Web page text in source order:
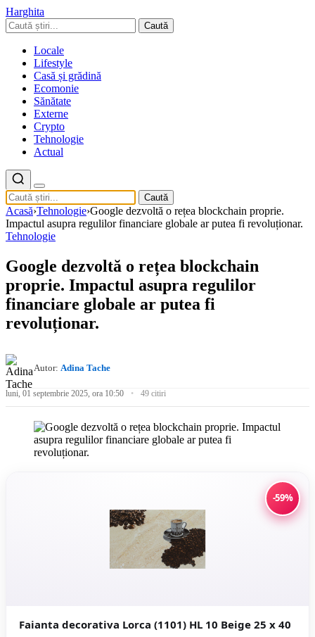
Harghita
Caută
Locale
Lifestyle
Casă și grădină
Ecomonie
Sănătate
Externe
Crypto
Tehnologie
Actual
Caută
Acasă›Tehnologie›Google dezvoltă o rețea blockchain proprie.
Impactul asupra regulilor financiare globale ar putea fi revoluționar.
Tehnologie
Google dezvoltă o rețea blockchain
proprie. Impactul asupra regulilor
financiare globale ar putea fi
revoluționar.
Autor: Adina Tache
luni, 01 septembrie 2025, ora 10:50 49 citiri
-59%
Faianta decorativa Lorca (1101) HL 10 Beige 25 x 40